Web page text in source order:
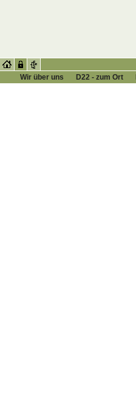
Wir über uns D22 ‑ zum Ort